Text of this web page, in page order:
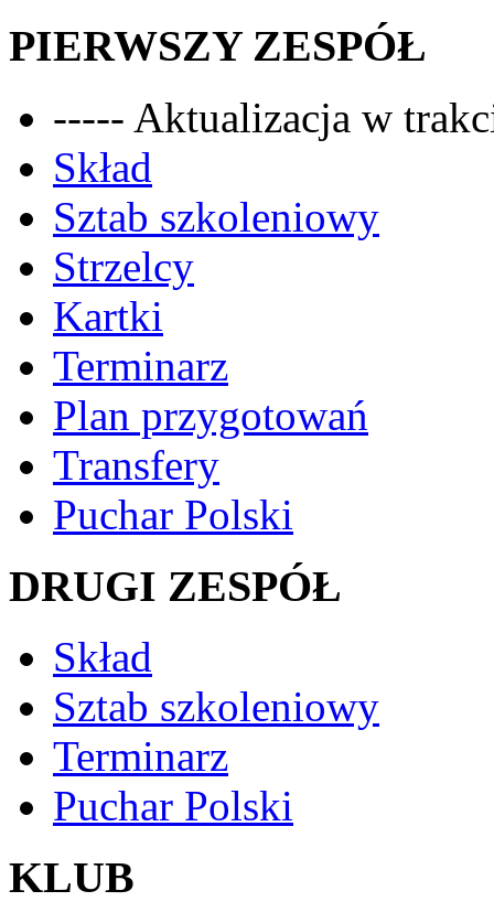
PIERWSZY ZESPÓŁ
----- Aktualizacja w
Skład
Sztab szkoleniowy
Strzelcy
Kartki
Terminarz
Plan przygotowań
Transfery
Puchar Polski
DRUGI ZESPÓŁ
Skład
Sztab szkoleniowy
Terminarz
Puchar Polski
KLUB